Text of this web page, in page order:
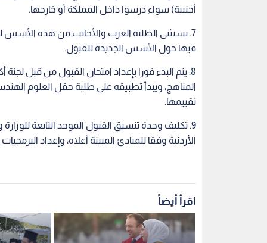
أجنبية) سواء درسوا داخل المملكة أو خارجها.
فيها حول الأسس الجديدة للقبول.
8. يتم البدء فورا بإعداد امتحان القبول من قبل
المناهج، ويبدأ تطبيقه على طلبة حقل العلوم
تقييمها.
9. تكليف وحدة تنسيق القبول الموحد التابعة
الأردنية وفقا للمبادئ المبينة أعلاه، وإعداد البرمجيات
اقرأ أيضاً